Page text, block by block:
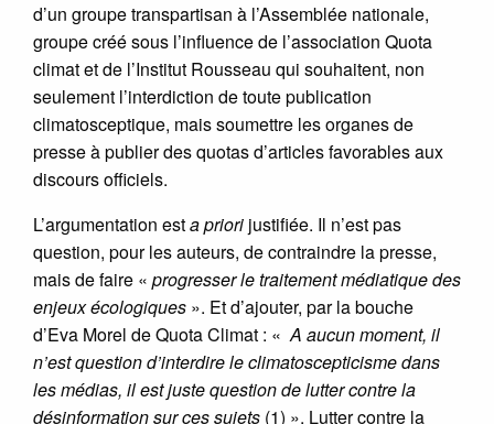
d’un groupe transpartisan à l’Assemblée nationale,
groupe créé sous l’influence de l’association Quota
climat et de l’Institut Rousseau qui souhaitent, non
seulement l’interdiction de toute publication
climatosceptique, mais soumettre les organes de
presse à publier des quotas d’articles favorables aux
discours officiels.
L’argumentation esta priori justifiée. Il n’est pas
question, pour les auteurs, de contraindre la presse,
mais de faire « progresser le traitement médiatique des
enjeux écologiques ». Et d’ajouter, par la bouche
d’Eva Morel de Quota Climat : « A aucun moment, il
n’est question d’interdire le climatoscepticisme dans
les médias, il est juste question de lutter contre la
désinformation sur ces sujets (1) ». Lutter contre la